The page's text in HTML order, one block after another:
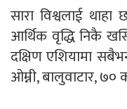
सारा विश्वलाई
आर्थिक वृद्धि निकै
दक्षिण एशियामा
ओम्नी, बालुवाटार, ७०